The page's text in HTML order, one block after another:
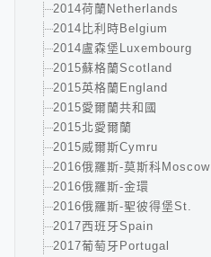
2014荷蘭Netherlands
2014比利時Belgium
2014盧森堡Luxembourg
2015蘇格蘭Scotland
2015英格蘭England
2015愛爾蘭共和國
2015北愛爾蘭
2015威爾斯Cymru
2016俄羅斯-莫斯科Moscow
2016俄羅斯-金環
2016俄羅斯-聖彼得堡St.
2017西班牙Spain
2017葡萄牙Portugal